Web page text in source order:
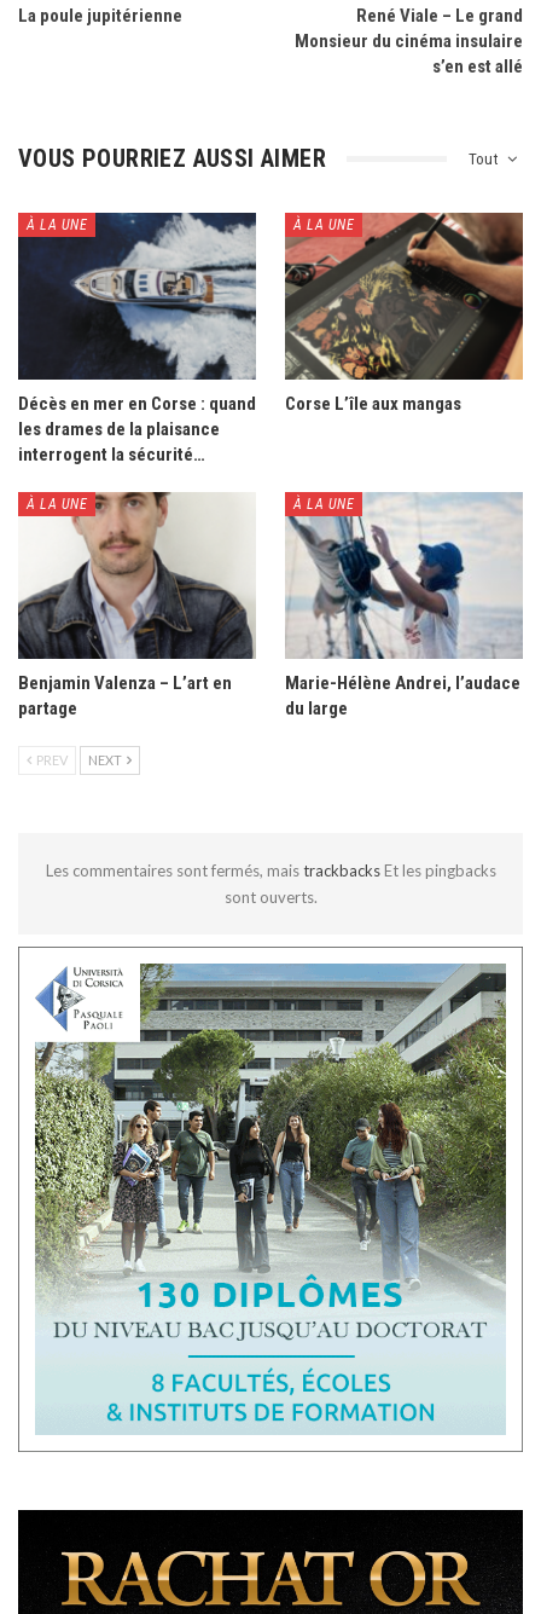
La poule jupitérienne
René Viale – Le grand
Monsieur du cinéma insulaire
s’en est allé
Tout
VOUS POURRIEZ AUSSI AIMER
À LA UNE
Décès en mer en Corse : quand
les drames de la plaisance
interrogent la sécurité…
À LA UNE
Corse L’île aux mangas
À LA UNE
Benjamin Valenza – L’art en
partage
À LA UNE
Marie-Hélène Andrei, l’audace
du large
PREV NEXT
Les commentaires sont fermés, maistrackbacks Et les pingbacks
sont ouverts.